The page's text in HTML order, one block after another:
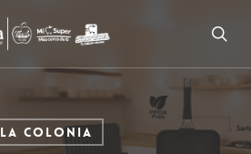
La Colonia